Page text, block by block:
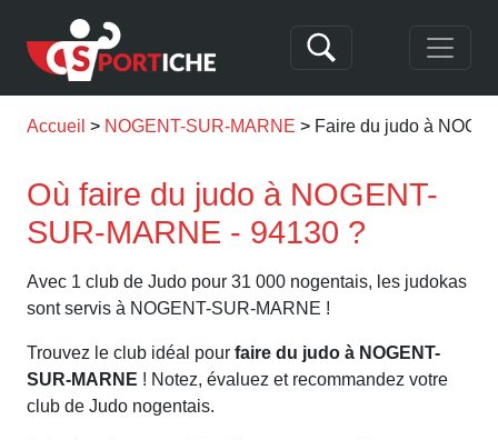
Accueil NOGENT-SUR-MARNE Faire du judo à
Où faire du judo à NOGENT-
SUR-MARNE - 94130 ?
Avec 1 club de Judo pour 31 000 nogentais, les judokas
sont servis à NOGENT-SUR-MARNE !
Trouvez le club idéal pour faire du judo à NOGENT-
SUR-MARNE ! Notez, évaluez et recommandez votre
club de Judo nogentais.